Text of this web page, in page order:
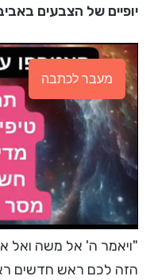
יופיים של הצבעים
מעבר לכתבה
"ויאמר ה' אל משה ואל
הזה לכם ראש חדשים